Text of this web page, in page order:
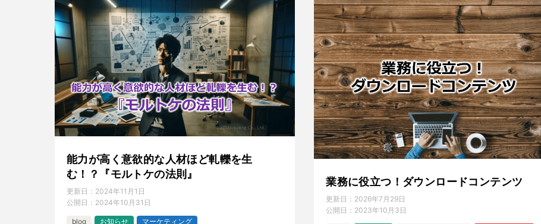
能力が高く意欲的な人材ほど軋轢を生
む！？『モルトケの法則』
更新日： 2024年11月1日
公開日： 2024年10月31日
blog お知らせ
マーケティング
業務に役立つ！ダウンロードコンテンツ
更新日： 2026年7月29日
公開日： 2023年10月3日